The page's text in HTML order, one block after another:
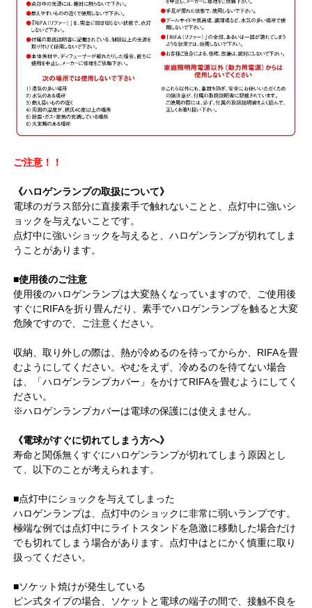
ご注意！！
《ハロゲンランプの取扱について》
電球のガラス部分に直接素手で触れないことと、点灯中に強いシ
ョックを与えないことです。
点灯中に強いショックを与えると、ハロゲンランプが切れてしま
うことがあります。
■使用後のご注意
使用後のハロゲンランプは大変熱くなっていますので、ご使用後
すぐにRIFAを折り畳んだり、素手でハロゲンランプを触ると大変
危険ですので、ご注意ください。
収納、取り外しの際は、熱が冷めるのを待ってからか、RIFAを畳
むようにしてください。やむをえず、冷めるのを待てない場合
は、「ハロゲンランプカバー」をかけてRIFAを畳むようにしてく
ださい。
※ハロゲンランプカバーは電球の保護には使えません。
《電球がすぐに切れてしまう方へ》
寿命と関係無くすぐにハロゲンランプが切れてしまう原因とし
て、以下のことが考えられます。
■点灯中にショックを与えてしまった
ハロゲンランプは、点灯中のショックに非常に弱いランプです。
極端な例では点灯中にライトスタンドを急激に移動した場合だけ
でも切れてしまう場合があります。点灯中はとにかく慎重に取り
扱ってください。
■ソケット焼けが発生している
ピン式タイプの場合、ソケットと電球の端子の間で、接触不良を